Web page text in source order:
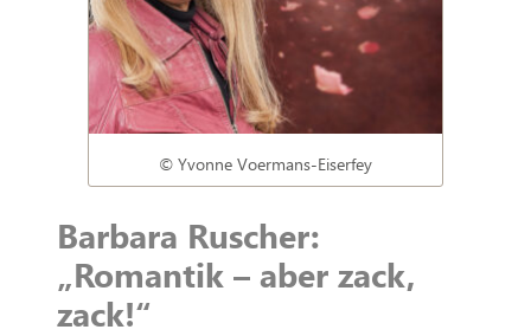
© Yvonne Voermans-Eiserfey
Barbara Ruscher:
„Romantik – aber zack,
zack!“